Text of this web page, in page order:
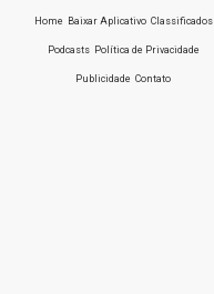
Home Baixar Aplicativo Classificados
Podcasts Política de Privacidade
Publicidade Contato